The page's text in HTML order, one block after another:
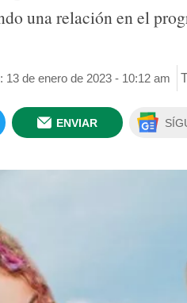
una relación en el
13 de enero de 2023 - 10:12 am
ENVIAR